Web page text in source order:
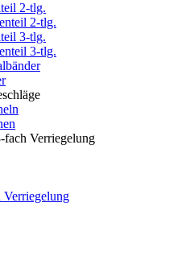
2-tlg.
2-tlg.
3-tlg.
3-tlg.
fach Verriegelung
Verriegelung